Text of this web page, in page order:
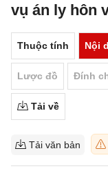
vụ án ly hôn
Thuộc tính Nội
Lược đồ Đính
Tải về
Tải văn bản